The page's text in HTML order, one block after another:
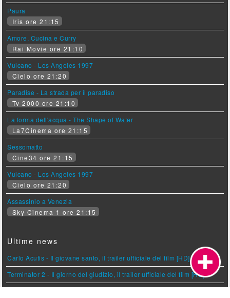
Paura
Iris ore 21:15
Amore, Cucina e Curry
Rai Movie ore 21:10
Vulcano - Los Angeles 1997
Cielo ore 21:20
Paradise - La strada per il paradiso
Tv 2000 ore 21:10
La forma dell'acqua - The Shape of Water
La7Cinema ore 21:15
Sessomatto
Cine34 ore 21:15
Vulcano - Los Angeles 1997
Cielo ore 21:20
Assassinio a Venezia
Sky Cinema 1 ore 21:15
Ultime news
Carlo Acutis - Il giovane santo, il trailer ufficiale del film [HD]
Terminator 2 - Il giorno del giudizio, il trailer ufficiale del film [HD]